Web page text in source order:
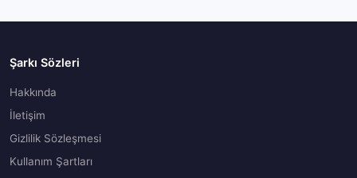
Şarkı Sözleri
Hakkında
İletişim
Gizlilik Sözleşmesi
Kullanım Şartları